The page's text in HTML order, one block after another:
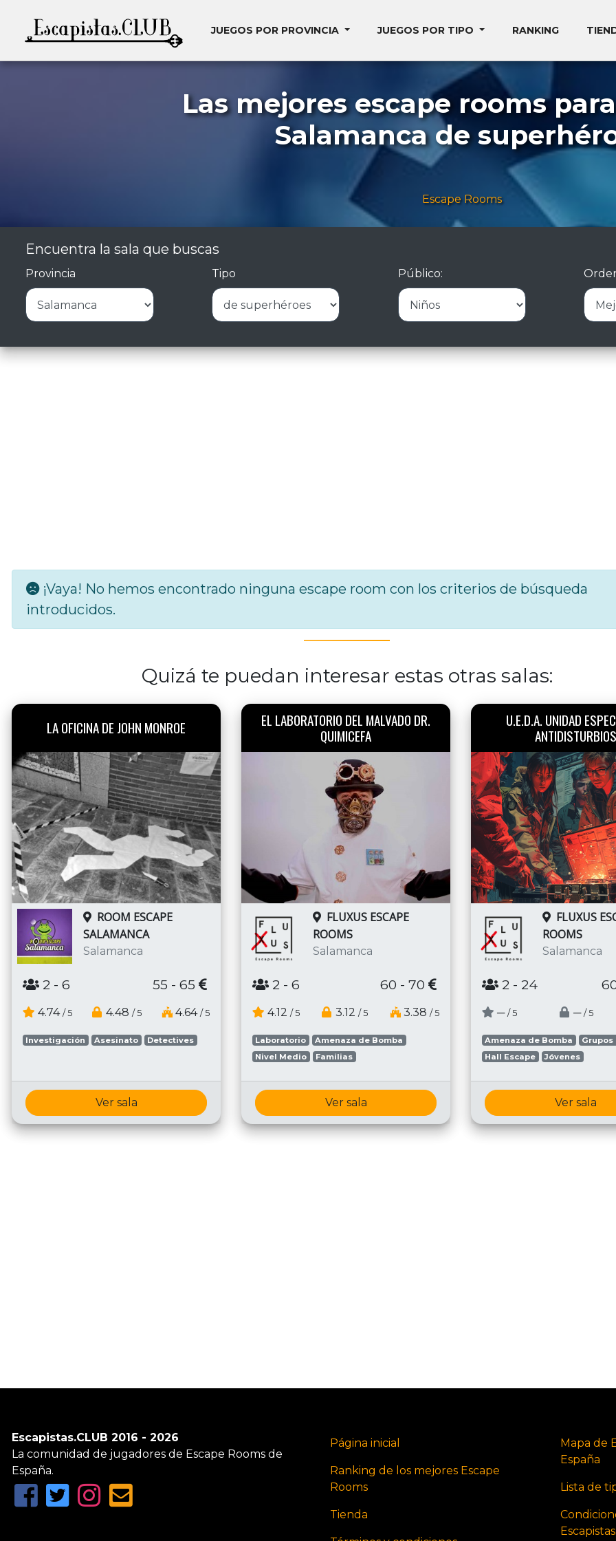
JUEGOS POR PROVINCIA JUEGOS POR TIPO RANKING
Las mejores escape rooms
Salamanca de
Escape Rooms
Encuentra la sala que buscas
Provincia Tipo Público:
¡Vaya! No hemos encontrado ninguna escape room con los criterios de búsqueda
introducidos.
Quizá te puedan interesar estas otras salas:
LA OFICINA DE JOHN MONROE
ROOM ESCAPE
SALAMANCA
Salamanca
2 - 6 55 - 65
4.74 / 5 4.48 / 5 4.64 / 5
Investigación Asesinato Detectives
Ver sala
EL LABORATORIO DEL MALVADO DR.
QUIMICEFA
FLUXUS ESCAPE
ROOMS
Salamanca
2 - 6 60 - 70
4.12 / 5 3.12 / 5 3.38 / 5
Laboratorio
Amenaza de Bomba
Nivel Medio
Familias
Ver sala
U.E.D.A. UNIDAD
ANTIDISTURBIOS
FLUXUS
ROOMS
Salamanca
2 - 24
─ / 5 ─ / 5
Amenaza de Bomba
Hall Escape
Jóvenes
Ver sala
Escapistas.CLUB 2016 - 2026
La comunidad de jugadores de Escape Rooms de
España.
Página inicial
Ranking de los mejores Escape
Rooms
Tienda
Mapa de
España
Lista de